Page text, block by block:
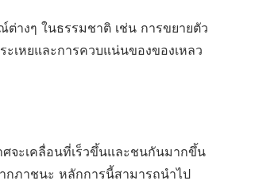
างๆ ในธรรมชาติ เช่น การขยายตัว
เหยและการควบแน่นของของเหลว
จะเคลื่อนที่เร็วขึ้นและชนกันมากขึ้น
กภาชนะ หลักการนี้สามารถนำไป